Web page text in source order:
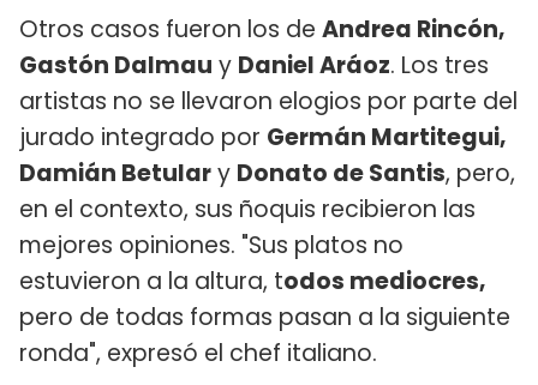
Otros casos fueron los de Andrea Rincón,
Gastón Dalmau y Daniel Aráoz. Los tres
artistas no se llevaron elogios por parte del
jurado integrado por Germán Martitegui,
Damián Betulary Donato de Santis, pero,
en el contexto, sus ñoquis recibieron las
mejores opiniones. "Sus platos no
estuvieron a la altura, todos mediocres,
pero de todas formas pasan a la siguiente
ronda", expresó el chef italiano.